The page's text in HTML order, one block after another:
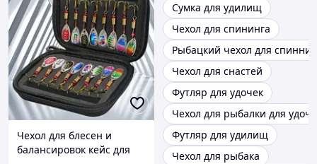
Чехол для блесен и
балансировок кейс для
Сумка для удилищ
Чехол для спининга
Рыбацкий чехол для
Чехол для снастей
Футляр для удочек
Чехол для рыбалки для
Футляр для удилищ
Чехол для рыбака